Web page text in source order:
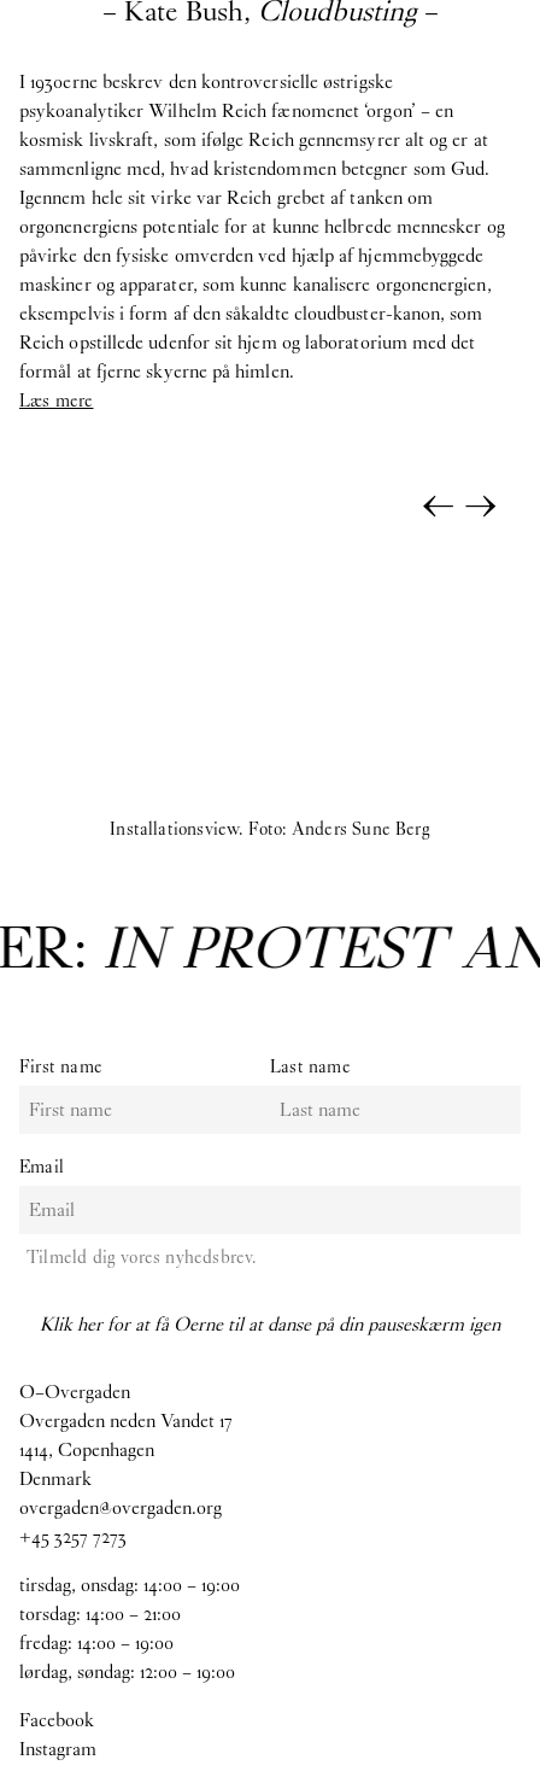
– Kate Bush, Cloudbusting–
I 1930erne beskrev den kontroversielle østrigske
psykoanalytiker Wilhelm Reich fænomenet ‘orgon’ – en
kosmisk livskraft, som ifølge Reich gennemsyrer alt og er at
sammenligne med, hvad kristendommen betegner som Gud.
Igennem hele sit virke var Reich grebet af tanken om
orgonenergiens potentiale for at kunne helbrede mennesker og
påvirke den fysiske omverden ved hjælp af hjemmebyggede
maskiner og apparater, som kunne kanalisere orgonenergien,
eksempelvis i form af den såkaldte cloudbuster-kanon, som
Reich opstillede udenfor sit hjem og laboratorium med det
formål at fjerne skyerne på himlen.
Læs mere
←→
Installationsview. Foto: Anders Sune Berg
IN PROTEST
First name Last name
Email
Tilmeld dig vores nyhedsbrev.
Klik her for at få Oerne til at danse på din pauseskærm igen
O–Overgaden
Overgaden neden Vandet 17
1414, Copenhagen
Denmark
overgaden@overgaden.org
+45 3257 7273
tirsdag, onsdag: 14:00–19:00
torsdag: 14:00–21:00
fredag: 14:00–19:00
lørdag, søndag: 12:00–19:00
Facebook
Instagram